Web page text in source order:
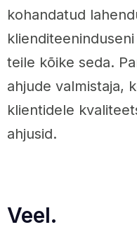
kohandatud
teile kõike seda.
ahjude valmistaja,
klientidele
ahjusid.
Veel.